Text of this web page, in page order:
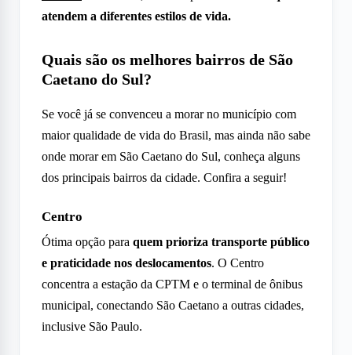
atendem a diferentes estilos de vida.
Quais são os melhores bairros de São
Caetano do Sul?
Se você já se convenceu a morar no município com
maior qualidade de vida do Brasil, mas ainda não sabe
onde morar em São Caetano do Sul, conheça alguns
dos principais bairros da cidade. Confira a seguir!
Centro
Ótima opção para quem prioriza transporte público
e praticidade nos deslocamentos. O Centro
concentra a estação da CPTM e o terminal de ônibus
municipal, conectando São Caetano a outras cidades,
inclusive São Paulo.